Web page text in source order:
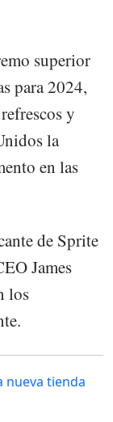
superior
para 2024,
y
la
en las
de Sprite
James
los
nueva tienda